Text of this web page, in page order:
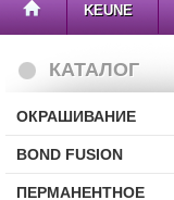
KEUNE
КАТАЛОГ
ОКРАШИВАНИЕ
BOND FUSION
ПЕРМАНЕНТНОЕ